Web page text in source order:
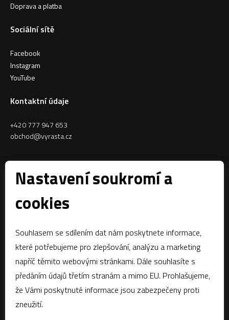
Doprava a platba
Sociální sítě
Facebook
Instagram
YouTube
Kontaktní údaje
+420 777 947 653
obchod@vyrasta.cz
Kontakty
VYRASTA team s.r.o.
Spytihněv 145
DIČ:CZ28287843
Zápis dle § 13a obchodního zákoníku:Krajský soud v Brně, oddíl C,
vložka 58796
Nastavení soukromí a
cookies
Souhlasem se sdílením dat nám poskytnete informace,
které potřebujeme pro zlepšování, analýzu a marketing
napříč těmito webovými stránkami. Dále souhlasíte s
předáním údajů třetím stranám a mimo EU. Prohlašujeme,
že Vámi poskytnuté informace jsou zabezpečeny proti
zneužití.